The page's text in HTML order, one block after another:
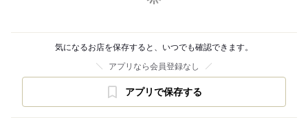
気になるお店を保存すると、いつでも確認できます。
アプリなら会員登録なし
アプリで保存する